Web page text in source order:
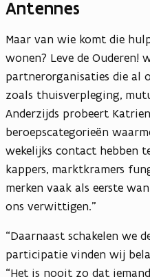
Antennes
Maar van wie komt die
wonen? Leve de Ouderen!
partnerorganisaties die al
zoals thuisverpleging,
Anderzijds probeert
beroepscategorieën
wekelijks contact hebben
kappers, marktkramers
merken vaak als eerste
ons verwittigen.”
“Daarnaast schakelen we
participatie vinden wij
“Het is nooit zo dat